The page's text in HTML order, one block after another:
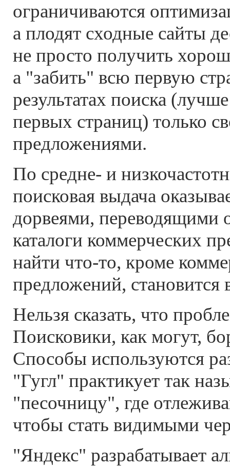
ограничиваются
а плодят сходные сайты
не просто получить
а "забить" всю первую
результатах поиска
первых страниц) только
предложениями.
По средне- и
поисковая выдача
дорвеями, переводящими
каталоги коммерческих
найти что-то, кроме
предложений, становится
Нельзя сказать, что
Поисковики, как могут,
Способы используются
"Гугл" практикует так
"песочницу", где
чтобы стать видимыми
"Яндекс" разрабатывает